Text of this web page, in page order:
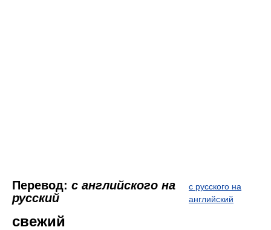
Перевод: с английского на
русский
с русского на
английский
свежий